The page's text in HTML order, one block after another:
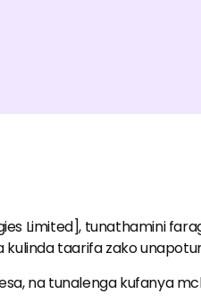
Limited], tunathamini
kulinda taarifa zako
na tunalenga kufanya